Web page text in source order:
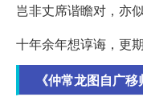
岂非丈席谐瞻对，亦
十年余年想谆诲，更
《仲常龙图自广